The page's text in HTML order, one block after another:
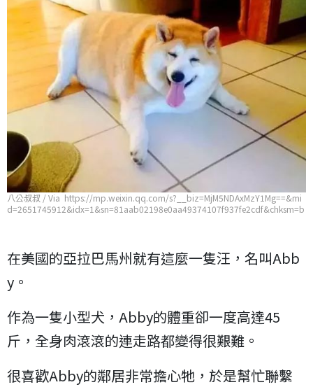
八公叔叔 / Via https://mp.weixin.qq.com/s?__biz=MjM5NDAxMzY1Mg==&mi
d=2651745912&idx=1&sn=81aab02198e0aa49374107f937fe2cdf&chksm=b
在美國的亞拉巴馬州就有這麼一隻汪，名叫Abb
y。
作為一隻小型犬，Abby的體重卻一度高達45
斤，全身肉滾滾的連走路都變得很艱難。
很喜歡Abby的鄰居非常擔心牠，於是幫忙聯繫